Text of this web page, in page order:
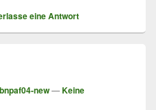
eine Antwort
bnpaf04-new—Keine